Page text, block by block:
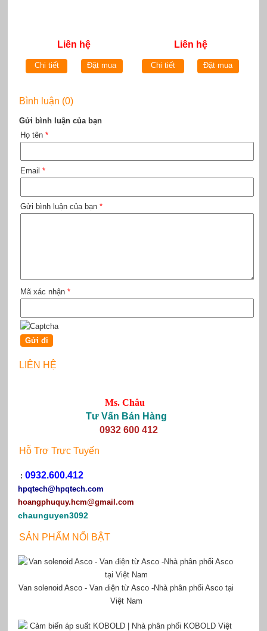
Liên hệ
Chi tiết Đặt mua
Liên hệ
Chi tiết Đặt mua
Bình luận (0)
Gửi bình luận của bạn
Họ tên *
Email *
Gửi bình luận của bạn *
Mã xác nhận *
LIÊN HỆ
Ms. Châu
Tư Vấn Bán Hàng
0932 600 412
Hỗ Trợ Trực Tuyến
: 0932.600.412
hpqtech@hpqtech.com
hoangphuquy.hcm@gmail.com
chaunguyen3092
SẢN PHẨM NỔI BẬT
Van solenoid Asco - Van điện từ Asco -Nhà phân phối Asco tại
Việt Nam